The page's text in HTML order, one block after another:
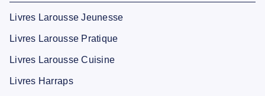
Livres Larousse Jeunesse
Livres Larousse Pratique
Livres Larousse Cuisine
Livres Harraps